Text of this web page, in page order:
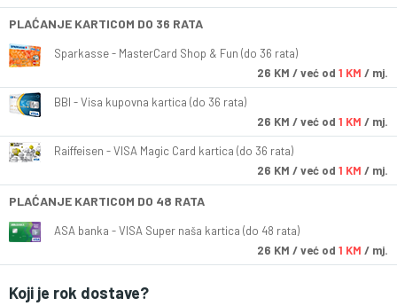
PLAĆANJE KARTICOM DO 36 RATA
Sparkasse - MasterCard Shop & Fun (do 36 rata)
26 KM / već od 1 KM / mj.
BBI - Visa kupovna kartica (do 36 rata)
26 KM / već od 1 KM / mj.
Raiffeisen - VISA Magic Card kartica (do 36 rata)
26 KM / već od 1 KM / mj.
PLAĆANJE KARTICOM DO 48 RATA
ASA banka - VISA Super naša kartica (do 48 rata)
26 KM / već od 1 KM / mj.
Koji je rok dostave?